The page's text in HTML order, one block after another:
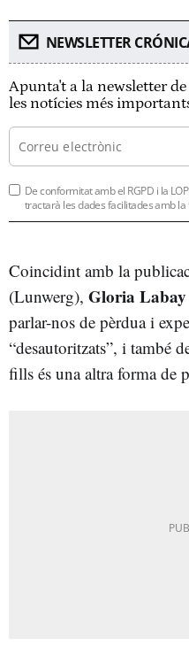
NEWSLETTER
Apunta't a la newsletter
les notícies més
De conformitat amb el RGPD i la
tractarà les dades facilitades amb
Coincidint amb la
(Lunwerg), Gloria Labay
parlar-nos de pèrdua i
“desautoritzats”, i també
fills és una altra forma de